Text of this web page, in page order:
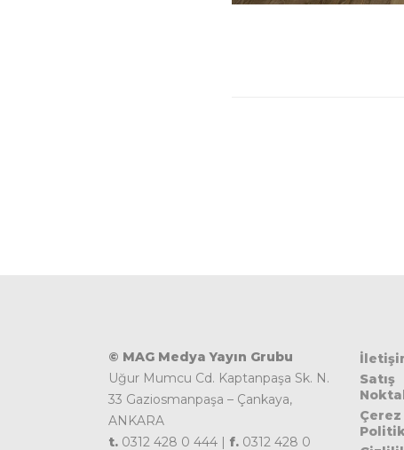
© MAG Medya Yayın Grubu
Uğur Mumcu Cd. Kaptanpaşa Sk. N.
33 Gaziosmanpaşa – Çankaya,
ANKARA
t. 0312 428 0 444 | f. 0312 428 0
Satış
Çerez